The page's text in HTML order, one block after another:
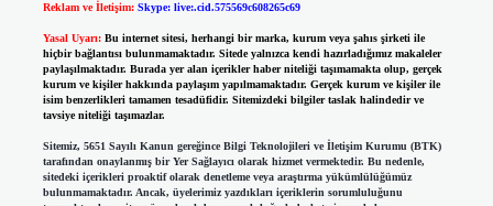
Reklam ve İletişim: Skype: live:.cid.575569c608265c69
Yasal Uyarı: Bu internet sitesi, herhangi bir marka, kurum veya şahıs şirketi ile
hiçbir bağlantısı bulunmamaktadır. Sitede yalnızca kendi hazırladığımız makaleler
paylaşılmaktadır. Burada yer alan içerikler haber niteliği taşımamakta olup, gerçek
kurum ve kişiler hakkında paylaşım yapılmamaktadır. Gerçek kurum ve kişiler ile
isim benzerlikleri tamamen tesadüfidir. Sitemizdeki bilgiler taslak halindedir ve
tavsiye niteliği taşımazlar.
Sitemiz, 5651 Sayılı Kanun gereğince Bilgi Teknolojileri ve İletişim Kurumu (BTK)
tarafından onaylanmış bir Yer Sağlayıcı olarak hizmet vermektedir. Bu nedenle,
sitedeki içerikleri proaktif olarak denetleme veya araştırma yükümlülüğümüz
bulunmamaktadır. Ancak, üyelerimiz yazdıkları içeriklerin sorumluluğunu